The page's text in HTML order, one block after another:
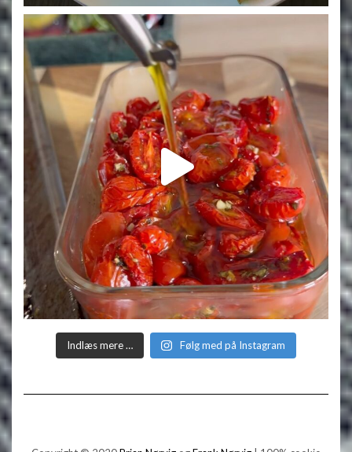
Indlæs mere … Følg med på Instagram